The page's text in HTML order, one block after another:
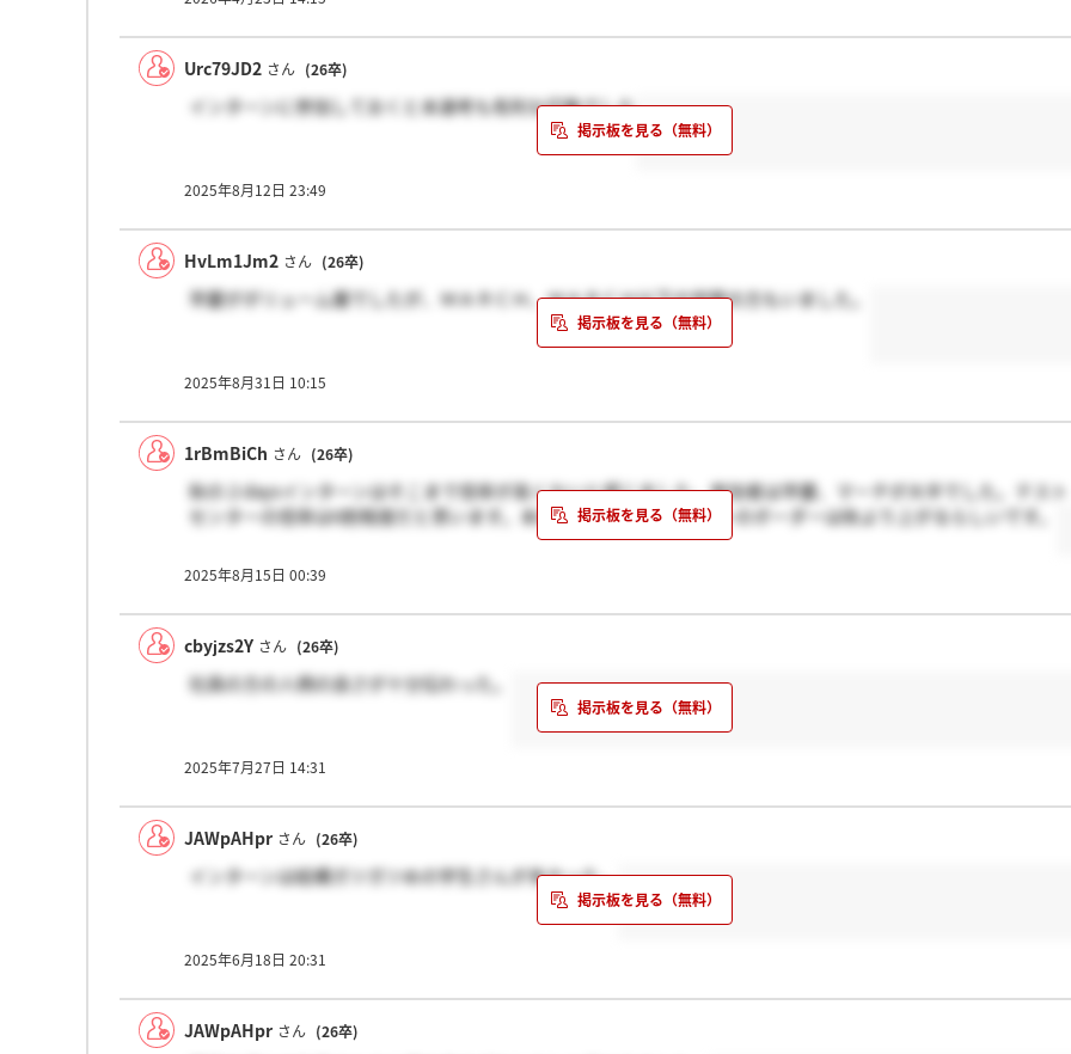
Urc79JD2 さん (26卒)
インターンに参加しておくと本選考も有利な印象でした
2025年8月12日 23:49
HvLm1Jm2 さん (26卒)
早慶がボリューム層でしたが、ＭＡＲＣＨ、ＭＡＲＣＨ以下の学歴の方もいました。
2025年8月31日 10:15
1rBmBiCh さん (26卒)
秋の２daysインターンはそこまで倍率が高くないと感じました。参加者は早慶、マーチが大半でした。テスト
センターの倍率は6割程度だと思います。本選考でのテストセンターのボーダーは秋より上がるらしいです。
2025年8月15日 00:39
cbyjzs2Y さん (26卒)
社員の方の人柄の良さが十分伝わった。
2025年7月27日 14:31
JAWpAHpr さん (26卒)
インターンは結構ガツガツめの学生さんが多かった。
2025年6月18日 20:31
JAWpAHpr さん (26卒)